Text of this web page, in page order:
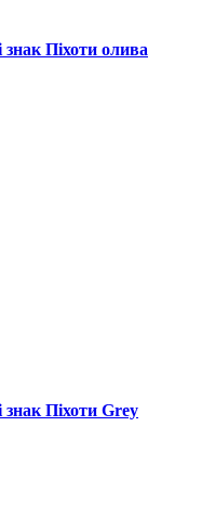
Піхоти олива
Піхоти Grey